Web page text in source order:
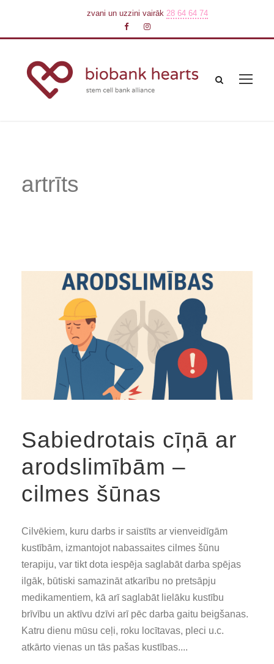
zvani un uzzini vairāk 28 64 64 74
artrīts
Sabiedrotais cīņā ar
arodslimībām –
cilmes šūnas
Cilvēkiem, kuru darbs ir saistīts ar vienveidīgām
kustībām, izmantojot nabassaites cilmes šūnu
terapiju, var tikt dota iespēja saglabāt darba spējas
ilgāk, būtiski samazināt atkarību no pretsāpju
medikamentiem, kā arī saglabāt lielāku kustību
brīvību un aktīvu dzīvi arī pēc darba gaitu beigšanas.
Katru dienu mūsu ceļi, roku locītavas, pleci u.c.
atkārto vienas un tās pašas kustības....